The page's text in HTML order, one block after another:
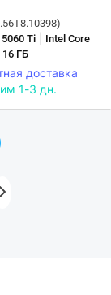
Ti
Intel Core
16 ГБ
доставка
1-3 дн.